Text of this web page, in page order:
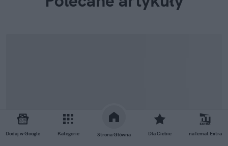
Dodaj w Google Kategorie Strona Główna Dla Ciebie naTemat Extra